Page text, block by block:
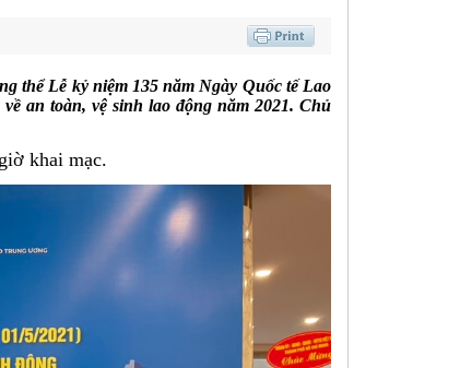
thể Lễ kỷ niệm 135 năm Ngày Quốc tế Lao
an toàn, vệ sinh lao động năm 2021. Chủ
khai mạc.